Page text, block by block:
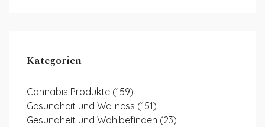
Kategorien
Cannabis Produkte (159)
Gesundheit und Wellness (151)
Gesundheit und Wohlbefinden (23)